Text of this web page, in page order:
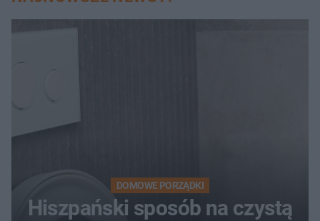
DOMOWE PORZĄDKI
Hiszpański sposób na czystą